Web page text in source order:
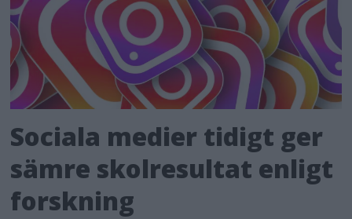
Sociala medier tidigt ger
sämre skolresultat enligt
forskning